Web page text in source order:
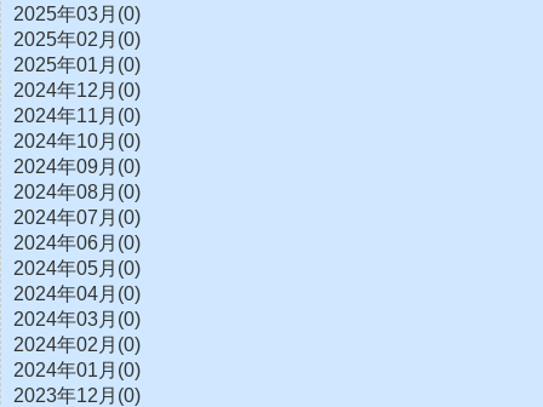
2025年03月(0)
2025年02月(0)
2025年01月(0)
2024年12月(0)
2024年11月(0)
2024年10月(0)
2024年09月(0)
2024年08月(0)
2024年07月(0)
2024年06月(0)
2024年05月(0)
2024年04月(0)
2024年03月(0)
2024年02月(0)
2024年01月(0)
2023年12月(0)